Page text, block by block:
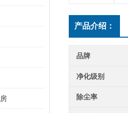
产品介绍：
品牌
净化级别
除尘率